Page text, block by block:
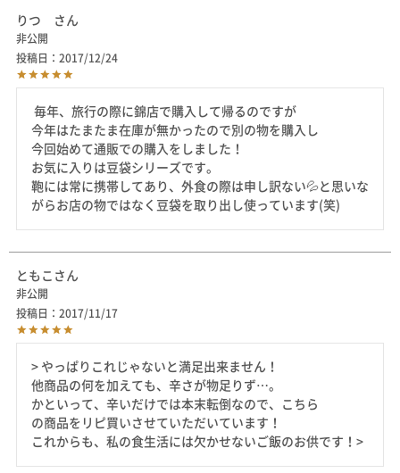
りつ
非公開
投稿日
2017/12/24
今年はたまたま在庫が無かったので別の物を購入し
今回始めて通販での購入をしました！
お気に入りは豆袋シリーズです。
鞄には常に携帯してあり、外食の際は申し訳ない‪‪💦‬と思いな
ともこ
非公開
投稿日
2017/11/17
> やっぱりこれじゃないと満足出来ません！
他商品の何を加えても、辛さが物足りず…。
かといって、辛いだけでは本末転倒なので、こちら
の商品をリピ買いさせていただいています！